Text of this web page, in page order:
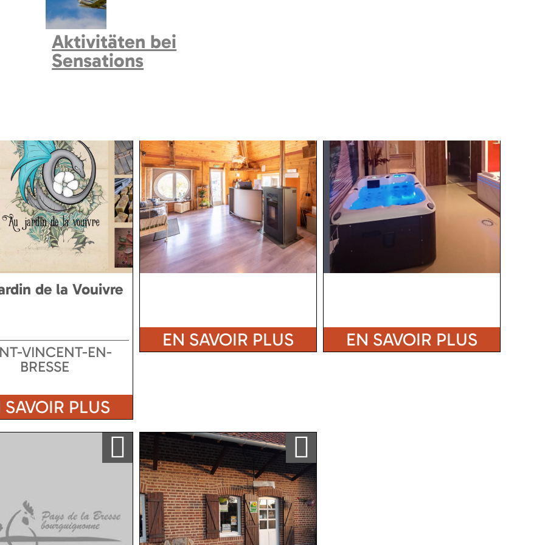
Aktivitäten bei
Sensations
de la Vouivre
VINCENT-EN-
BRESSE
SAVOIR PLUS
Spa Le Temps Présent
EN SAVOIR PLUS EN SAVOIR PLUS
Ajouter a ma sélection Ajouter a ma sélection